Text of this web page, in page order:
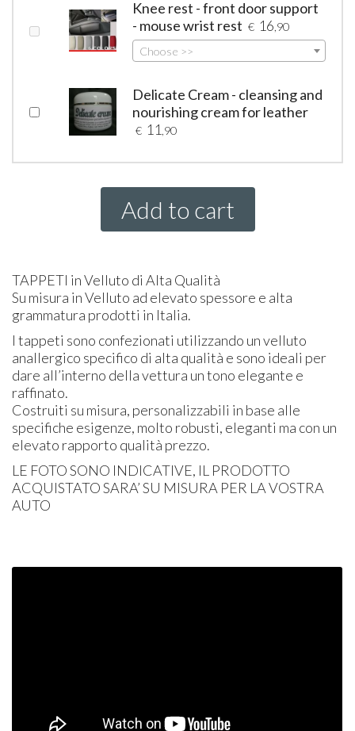
Knee rest - front door support
- mouse wrist rest € 16 ,90
Choose >>
Delicate Cream - cleansing and
nourishing cream for leather
€ 11 ,90
Add to cart
TAPPETI in Velluto di Alta Qualità
Su misura in Velluto ad elevato spessore e alta
grammatura prodotti in Italia.
I tappeti sono confezionati utilizzando un velluto
anallergico specifico di alta qualità e sono ideali per
dare all’interno della vettura un tono elegante e
raffinato.
Costruiti su misura, personalizzabili in base alle
specifiche esigenze, molto robusti, eleganti ma con un
elevato rapporto qualità prezzo.
LE FOTOSONO INDICATIVE, IL PRODOTTO
ACQUISTATOSARA’ SU MISURA PER LAVOSTRA
AUTO